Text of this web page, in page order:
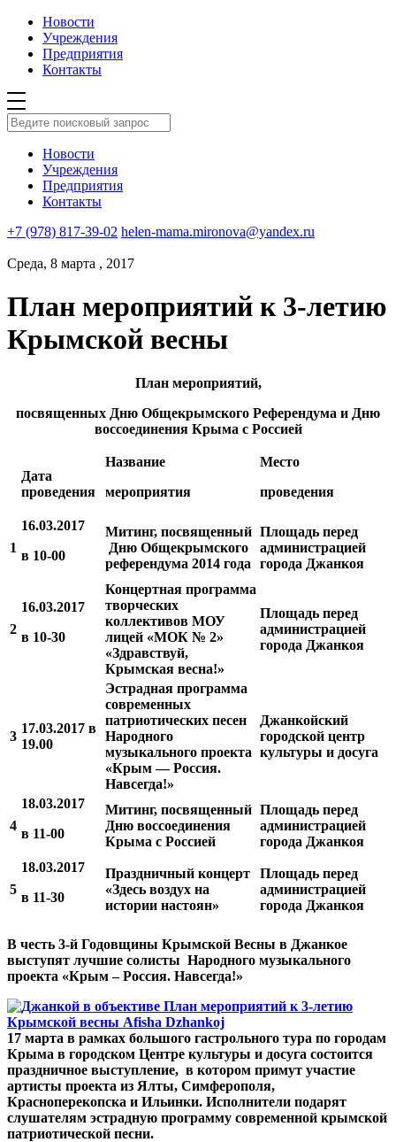
Новости
Учреждения
Предприятия
Контакты
Новости
Учреждения
Предприятия
Контакты
+7 (978) 817-39-02 helen-mama.mironova@yandex.ru
Среда, 8 марта , 2017
План мероприятий к 3-летию
Крымской весны
План мероприятий,
посвященных Дню Общекрымского Референдума и Дню
воссоединения Крыма с Россией
Дата
проведения
Название
мероприятия
Место
проведения
1
16.03.2017
в 10-00
Митинг, посвященный
Дню Общекрымского
референдума 2014 года
Площадь перед
администрацией
города Джанкоя
2
16.03.2017
в 10-30
Концертная программа
творческих
коллективов МОУ
лицей «МОК № 2»
«Здравствуй,
Крымская весна!»
Площадь перед
администрацией
города Джанкоя
3
17.03.2017 в
19.00
Эстрадная программа
современных
патриотических песен
Народного
музыкального проекта
«Крым — Россия.
Навсегда!»
Джанкойский
городской центр
культуры и досуга
4
18.03.2017
в 11-00
Митинг, посвященный
Дню воссоединения
Крыма с Россией
Площадь перед
администрацией
города Джанкоя
5
18.03.2017
в 11-30
Праздничный концерт
«Здесь воздух на
истории настоян»
Площадь перед
администрацией
города Джанкоя
В честь 3-й Годовщины Крымской Весны в Джанкое
выступят лучшие солисты Народного музыкального
проекта «Крым – Россия. Навсегда!»
17 марта в рамках большого гастрольного тура по городам
Крыма в городском Центре культуры и досуга состоится
праздничное выступление, в котором примут участие
артисты проекта из Ялты, Симферополя,
Красноперекопска и Ильинки. Исполнители подарят
слушателям эстрадную программу современной крымской
патриотической песни.